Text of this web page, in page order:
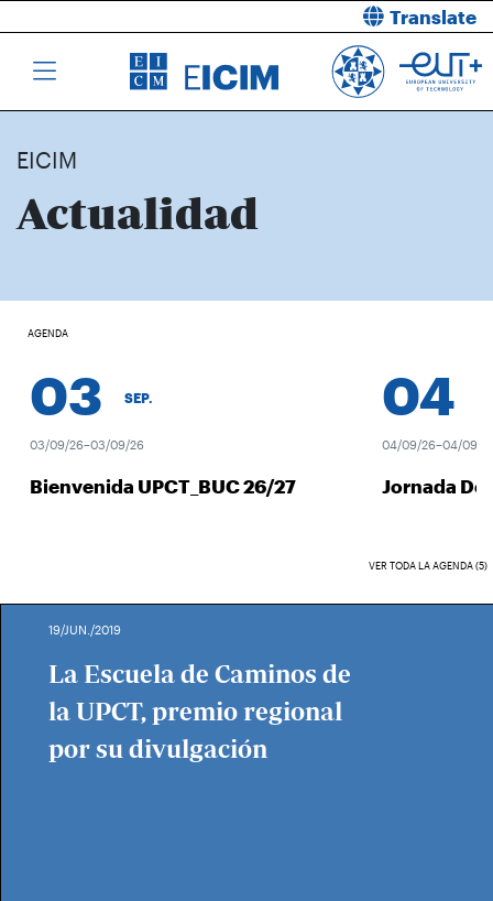
Translate
EICIM
Actualidad
AGENDA
03 SEP.
03/09/26–03/09/26
Bienvenida UPCT_BUC 26/27
04
04/09/26–04/09/26
Jornada
VER TODA LA AGENDA (5)
19/JUN./2019
La Escuela de Caminos de
la UPCT, premio regional
por su divulgación